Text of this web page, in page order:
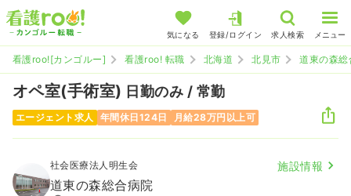
気になる 登録/ログイン 求人検索 メニュー
看護roo![カンゴルー] 看護roo! 転職 北海道 北見市 道東の森総
オペ室(手術室) 日勤のみ / 常勤
エージェント求人 年間休日124日 月給28万円以上可
社会医療法人明生会 施設情報
道東の森総合病院